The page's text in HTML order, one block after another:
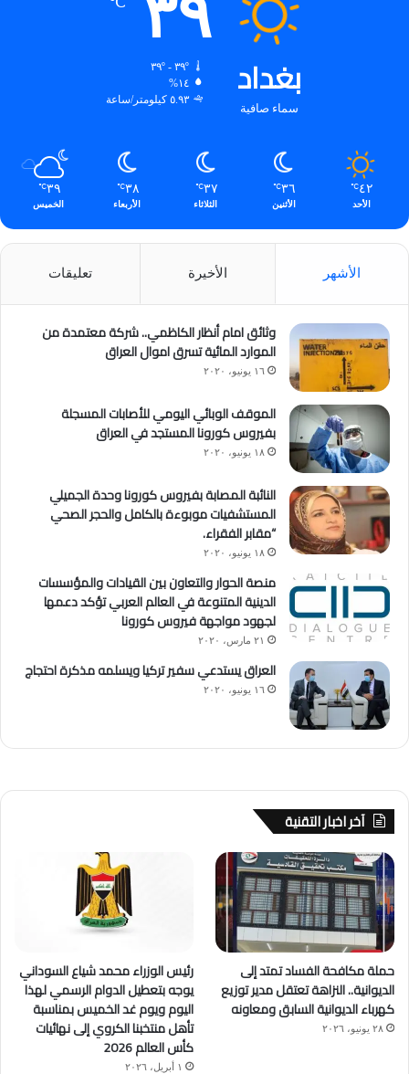
بغداد
سماء صافية
٣٩
٣٩º - ٣٩º
١٤%
٥.٩٣ كيلومتر/ساعة
٤٢℃
الأحد
٣٦℃
الأثنين
٣٧℃
الثلاثاء
٣٨℃
الأربعاء
٣٩℃
الخميس
الأشهر الأخيرة تعليقات
وثائق امام أنظار الكاظمي.. شركة معتمدة من
الموارد المائية تسرق اموال العراق
١٦ يونيو، ٢٠٢٠
الموقف الوبائي اليومي للأصابات المسجلة
بفيروس كورونا المستجد في العراق
١٨ يونيو، ٢٠٢٠
النائبة المصابة بفيروس كورونا وحدة الجميلي
المستشفيات موبوءة بالكامل والحجر الصحي
“مقابر الفقراء.
١٨ يونيو، ٢٠٢٠
منصة الحوار والتعاون بين القيادات والمؤسسات
الدينية المتنوعة في العالم العربي تؤكد دعمها
لجهود مواجهة فيروس كورونا
٢١ مارس، ٢٠٢٠
العراق يستدعي سفير تركيا ويسلمه مذكرة احتجاج
١٦ يونيو، ٢٠٢٠
آخر اخبار التقنية
حملة مكافحة الفساد تمتد إلى
الديوانية.. النزاهة تعتقل مدير توزيع
كهرباء الديوانية السابق ومعاونه
٢٨ يونيو، ٢٠٢٦
رئيس الوزراء محمد شياع السوداني
يوجه بتعطيل الدوام الرسمي لهذا
اليوم ويوم غد الخميس بمناسبة
تأهل منتخبنا الكروي إلى نهائيات
كأس العالم 2026
١ أبريل، ٢٠٢٦